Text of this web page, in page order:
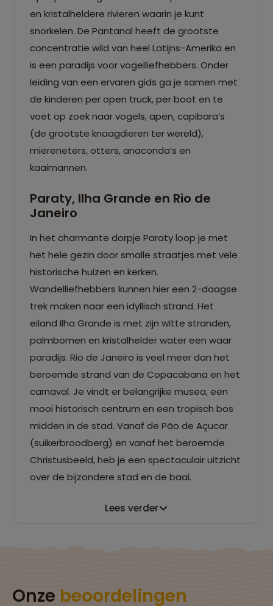
en kristalheldere rivieren waarin je kunt
snorkelen. De Pantanal heeft de grootste
concentratie wild van heel Latijns-Amerika en
is een paradijs voor vogelliefhebbers. Onder
leiding van een ervaren gids ga je samen met
de kinderen per open truck, per boot en te
voet op zoek naar vogels, apen, capibara’s
(de grootste knaagdieren ter wereld),
miereneters, otters, anaconda’s en
kaaimannen.
Paraty, Ilha Grande en Rio de
Janeiro
In het charmante dorpje Paraty loop je met
het hele gezin door smalle straatjes met vele
historische huizen en kerken.
Wandelliefhebbers kunnen hier een 2-daagse
trek maken naar een idyllisch strand. Het
eiland Ilha Grande is met zijn witte stranden,
palmbomen en kristalhelder water een waar
paradijs. Rio de Janeiro is veel meer dan het
beroemde strand van de Copacabana en het
carnaval. Je vindt er belangrijke musea, een
mooi historisch centrum en een tropisch bos
midden in de stad. Vanaf de Pão de Açucar
(suikerbroodberg) en vanaf het beroemde
Christusbeeld, heb je een spectaculair uitzicht
over de bijzondere stad en de baai.
Lees verder
Onze beoordelingen